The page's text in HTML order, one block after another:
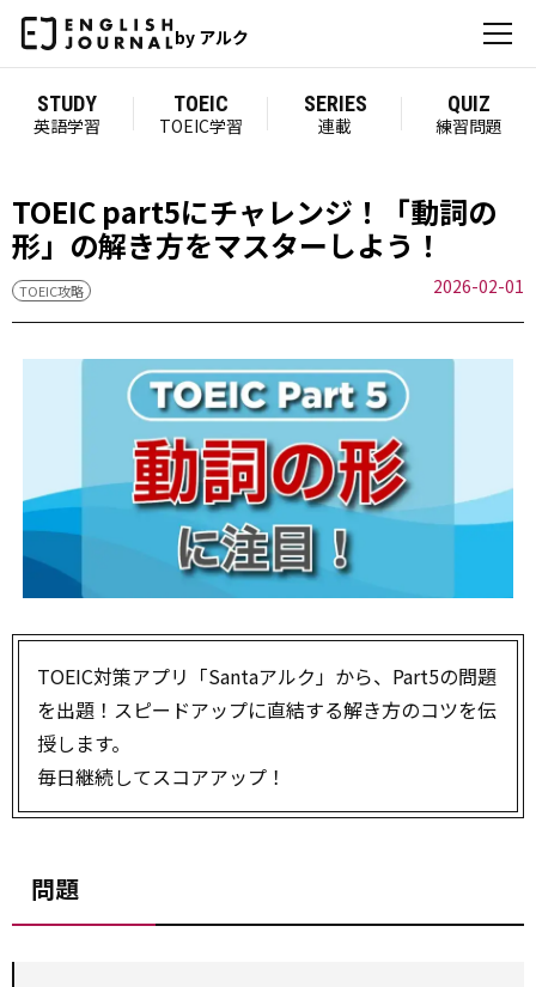
by アルク
STUDY
英語学習
TOEIC
TOEIC学習
SERIES
連載
QUIZ
練習問題
TOEIC part5にチャレンジ！「動詞の
形」の解き方をマスターしよう！
TOEIC攻略 2026-02-01
TOEIC対策アプリ「Santaアルク」から、Part5の問題
を出題！スピードアップに直結する解き方のコツを伝
授します。
毎日継続してスコアアップ！
問題